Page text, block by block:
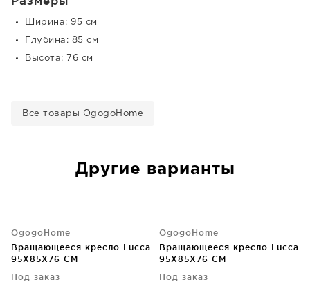
Ширина: 95 см
Глубина: 85 см
Высота: 76 см
Все товары OgogoHome
Другие варианты
OgogoHome
Вращающееся кресло Lucca
95X85X76 CM
Под заказ
OgogoHome
Вращающееся кресло Lucca
95X85X76 CM
Под заказ